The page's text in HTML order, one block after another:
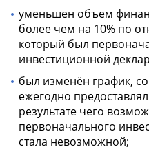
уменьшен объем
более чем на 10% по
который был
инвестиционной
был изменён график,
ежегодно
результате чего
первоначального
стала невозможной;